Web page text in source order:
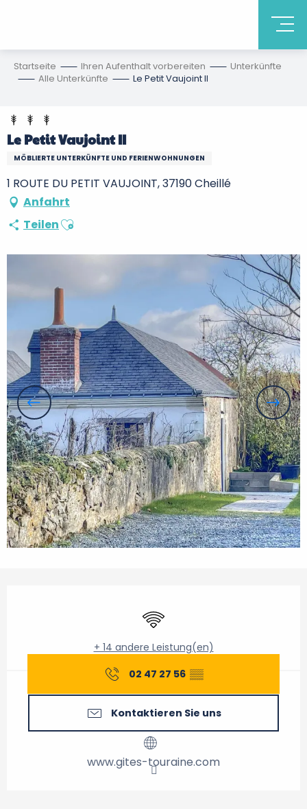
Startseite Ihren Aufenthalt vorbereiten
Unterkünfte
Alle Unterkünfte
Le Petit Vaujoint II
Le Petit Vaujoint II
MÖBLIERTE UNTERKÜNFTE UND FERIENWOHNUNGEN
1 ROUTE DU PETIT VAUJOINT, 37190 Cheillé
Anfahrt
TeilenAjouter aux favoris
Wi-Fi
+ 14 andere Leistung(en)
02 47 27 56 ▒▒
Kontaktieren Sie uns
www.gites-touraine.com